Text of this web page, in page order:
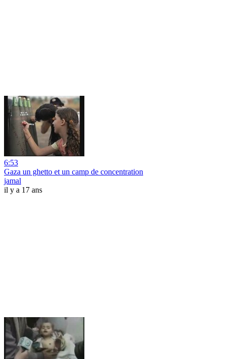
6:53
Gaza un ghetto et un camp de concentration
jamal
il y a 17 ans